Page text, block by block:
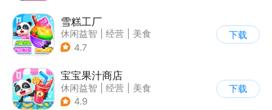
雪糕工厂
休闲益智 经营
美食
| 宝宝巴士
4.7
下载
宝宝果汁商店
休闲益智 经营
美食
| 宝宝巴士
4.9
下载